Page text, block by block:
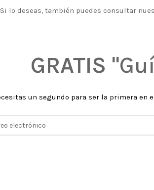
Si lo deseas, también puedes consultar
GRATIS
un segundo para ser la primera en